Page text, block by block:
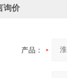
询价
产品：